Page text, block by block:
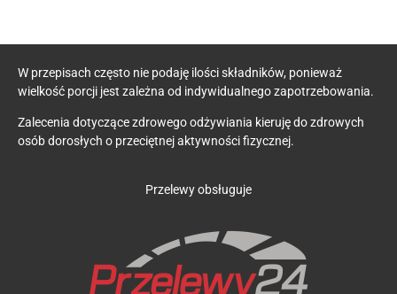
W przepisach często nie podaję ilości składników, ponieważ
wielkość porcji jest zależna od indywidualnego zapotrzebowania.
Zalecenia dotyczące zdrowego odżywiania kieruję do zdrowych
osób dorosłych o przeciętnej aktywności fizycznej.
Przelewy obsługuje